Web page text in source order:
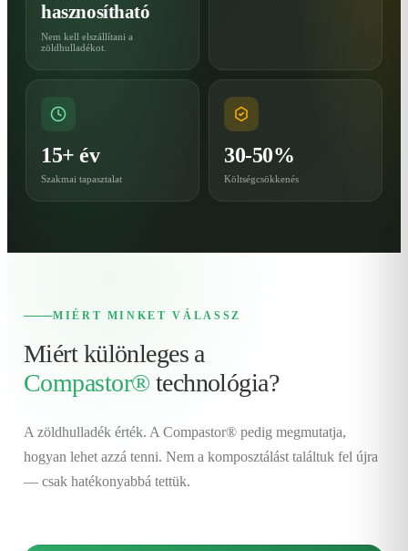
hasznosítható
Nem kell elszállítani a
zöldhulladékot.
15+ év
Szakmai tapasztalat
30-50%
Költségcsökkenés
MIÉRT MINKET VÁLASSZ
Miért különleges a
Compastor® technológia?
A zöldhulladék érték. A Compastor® pedig megmutatja,
hogyan lehet azzá tenni. Nem a komposztálást találtuk fel újra
— csak hatékonyabbá tettük.